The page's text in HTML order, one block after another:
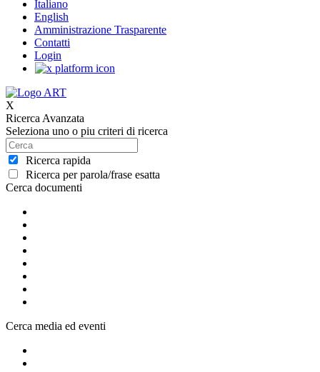
Italiano
English
Amministrazione Trasparente
Contatti
Login
X
Ricerca Avanzata
Seleziona uno o piu criteri di ricerca
Ricerca rapida
Ricerca per parola/frase esatta
Cerca documenti
Cerca media ed eventi